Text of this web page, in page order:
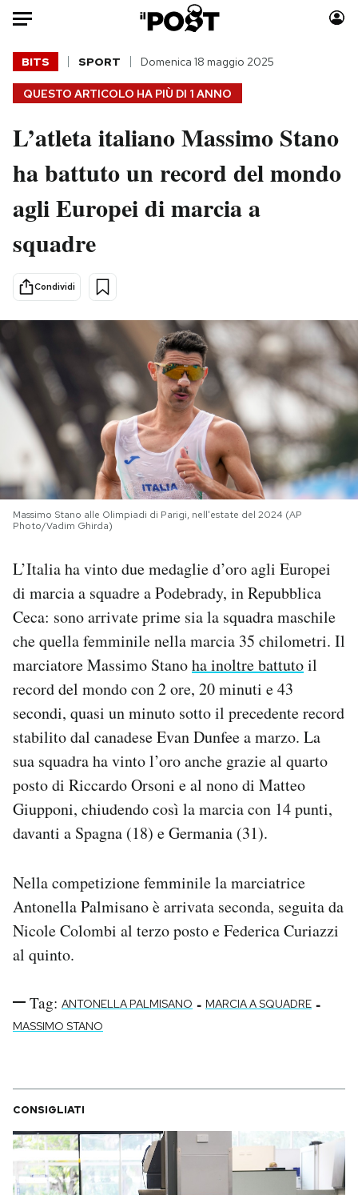
Auto
HOME
Italia
Politica
Tecnologia
Scienza
Cultura
Economia
Sport
Moda
Consumismi
Storie/Idee
Mondiali calcio 2026
PODCAST
NEWSLETTER
I MIEI PREFERITI
CALENDARIO
AREA PERSONALE
Area Personale
Newsletter
Notifiche mobile
Hai bisogno di aiuto?
Esci
QUESTO ARTICOLO HA PIÙ DI 1 ANNO
BITS SPORT Domenica 18 maggio 2025
L’atleta italiano Massimo Stano
ha battuto un record del mondo
agli Europei di marcia a
squadre
Condividi
Massimo Stano alle Olimpiadi di Parigi, nell'estate del 2024 (AP
Photo/Vadim Ghirda)
L’Italia ha vinto due medaglie d’oro agli Europei
di marcia a squadre a Podebrady, in Repubblica
Ceca: sono arrivate prime sia la squadra maschile
che quella femminile nella marcia 35 chilometri. Il
marciatore Massimo Stanoha inoltre battutoil
record del mondo con 2 ore, 20 minuti e 43
secondi, quasi un minuto sotto il precedente record
stabilito dal canadese Evan Dunfee a marzo. La
sua squadra ha vinto l’oro anche grazie al quarto
posto di Riccardo Orsoni e al nono di Matteo
Giupponi, chiudendo così la marcia con 14 punti,
davanti a Spagna (18) e Germania (31).
Nella competizione femminile la marciatrice
Antonella Palmisano è arrivata seconda, seguita da
Nicole Colombi al terzo posto e Federica Curiazzi
al quinto.
Tag: ANTONELLA PALMISANO - MARCIA A SQUADRE -
MASSIMO STANO
CONSIGLIATI